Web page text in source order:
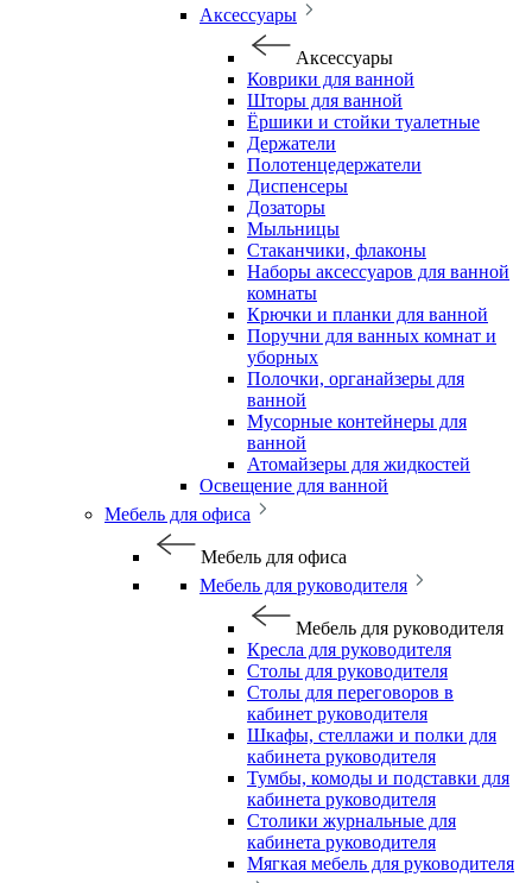
Аксессуары
Аксессуары
Коврики для ванной
Шторы для ванной
Ёршики и стойки туалетные
Держатели
Полотенцедержатели
Диспенсеры
Дозаторы
Мыльницы
Стаканчики, флаконы
Наборы аксессуаров для ванной
комнаты
Крючки и планки для ванной
Поручни для ванных комнат и
уборных
Полочки, органайзеры для
ванной
Мусорные контейнеры для
ванной
Атомайзеры для жидкостей
Освещение для ванной
Мебель для офиса
Мебель для офиса
Мебель для руководителя
Мебель для руководителя
Кресла для руководителя
Столы для руководителя
Столы для переговоров в
кабинет руководителя
Шкафы, стеллажи и полки для
кабинета руководителя
Тумбы, комоды и подставки для
кабинета руководителя
Столики журнальные для
кабинета руководителя
Мягкая мебель для руководителя